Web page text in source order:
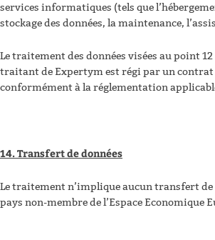
services informatiques (tels que
stockage des données, la maintenance,
Le traitement des données visées au point
traitant de Expertym est régi par un
conformément à la réglementation
14. Transfert de données
Le traitement n’implique aucun transfert de
pays non-membre de l’Espace Economique